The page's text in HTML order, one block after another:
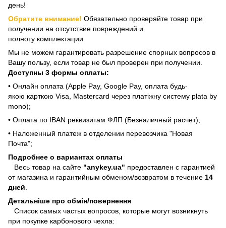
день!
Обратите внимание! Обязательно проверяйте товар при
получении на отсутствие повреждений и
полноту комплектации.
Мы не можем гарантировать разрешение спорных вопросов в
Вашу пользу, если товар не был проверен при получении.
Доступны 3 формы оплаты:
• Онлайн оплата (Apple Pay, Google Pay, оплата будь-
якою карткою Visa, Mastercard через платіжну систему plata by
mono);
• Оплата по IBAN реквизитам ФЛП (Безналичный расчет);
• Наложенный платеж в отделении перевозчика "Новая
Почта";
Подробнее о вариантах оплаты
Весь товар на сайте "anykey.ua" предоставлен с гарантией
от магазина и гарантийным обменом/возвратом в течение 14
дней
Детальніше про обмін/повернення
Список самых частых вопросов, которые могут возникнуть
при покупке карбонового чехла: